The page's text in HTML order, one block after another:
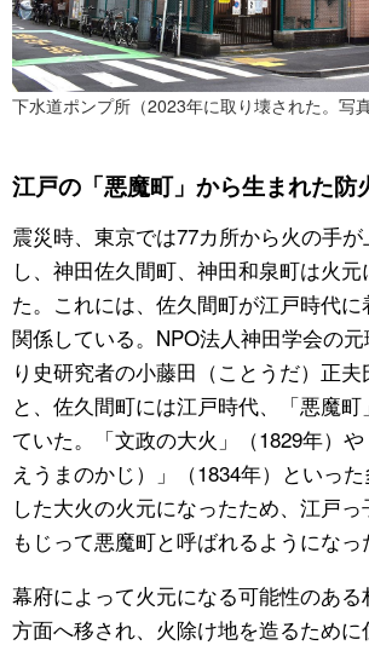
下水道ポンプ所（2023年に取り壊された。写
江戸の「悪魔町」から生まれた防
震災時、東京では77カ所から火の手
し、神田佐久間町、神田和泉町は火
た。これには、佐久間町が江戸時代
関係している。NPO法人神田学会の
り史研究者の小藤田（ことうだ）正夫
と、佐久間町には江戸時代、「悪魔
ていた。「文政の大火」（1829年）
えうまのかじ）」（1834年）といっ
した大火の火元になったため、江戸
もじって悪魔町と呼ばれるようになっ
幕府によって火元になる可能性のあ
方面へ移され、火除け地を造るため